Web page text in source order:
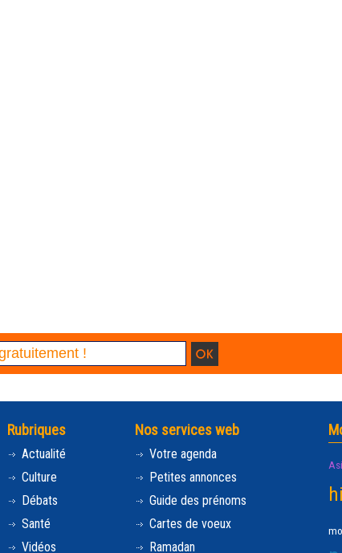
Rubriques
Actualité
Culture
Débats
Santé
Vidéos
Nos services web
Votre agenda
Petites annonces
Guide des prénoms
Cartes de voeux
Ramadan